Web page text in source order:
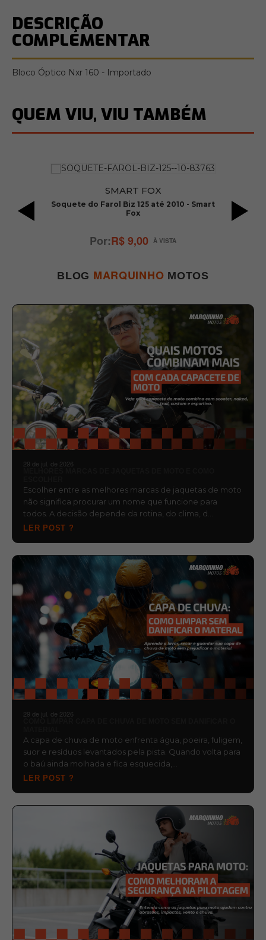
DESCRIÇÃO
COMPLEMENTAR
Bloco Óptico Nxr 160 - Importado
QUEM VIU, VIU TAMBÉM
SMART FOX
Soquete do Farol Biz 125 até 2010 - Smart
Fox
R$ 9,00
BLOG MARQUINHO MOTOS
29 de jul. de 2026
Escolher entre as melhores marcas de jaquetas de moto
não significa procurar um nome que funcione para
todos. A decisão depende da rotina, do clima, d…
LER POST ?
29 de jul. de 2026
A capa de chuva de moto enfrenta água, poeira, fuligem,
suor e resíduos levantados pela pista. Quando volta para
o baú ainda molhada e fica esquecida,…
LER POST ?